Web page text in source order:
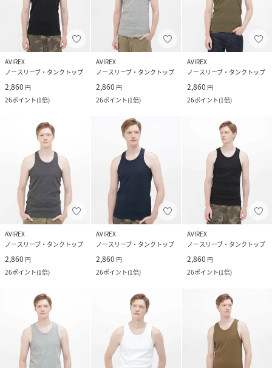
AVIREX
ノースリーブ・タンクトップ
2,860 円
26ポイント(1倍)
AVIREX
ノースリーブ・タンクトップ
2,860 円
26ポイント(1倍)
AVIREX
ノースリーブ・タンクトップ
2,860 円
26ポイント(1倍)
AVIREX
ノースリーブ・タンクトップ
2,860 円
26ポイント(1倍)
AVIREX
ノースリーブ・タンクトップ
2,860 円
26ポイント(1倍)
AVIREX
ノースリーブ・タンクトップ
2,860 円
26ポイント(1倍)